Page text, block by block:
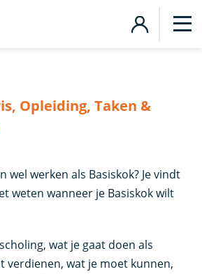
Opleiding, Taken &
wel werken als Basiskok? Je vindt
weten wanneer je Basiskok wilt
wat je gaat doen als
verdienen, wat je moet kunnen,